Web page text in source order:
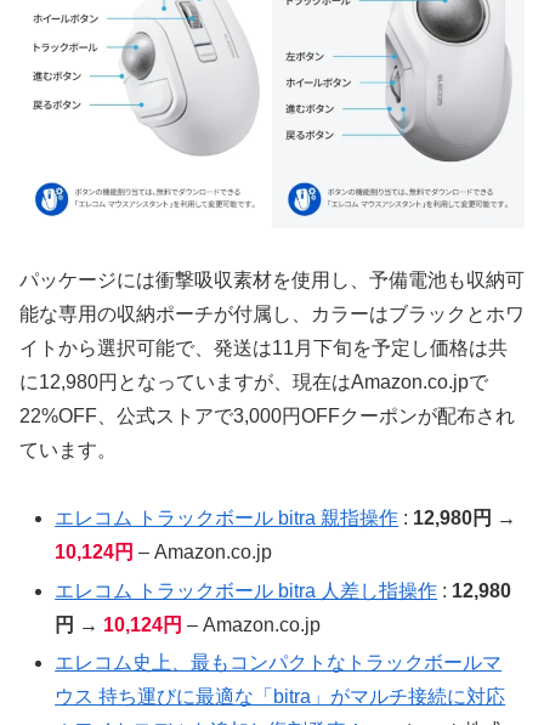
パッケージには衝撃吸収素材を使用し、予備電池も収納可
能な専用の収納ポーチが付属し、カラーはブラックとホワ
イトから選択可能で、発送は11月下旬を予定し価格は共
に12,980円となっていますが、現在はAmazon.co.jpで
22%OFF、公式ストアで3,000円OFFクーポンが配布され
ています。
エレコム トラックボール bitra 親指操作 : 12,980円 →
10,124円 – Amazon.co.jp
エレコム トラックボール bitra 人差し指操作 : 12,980
円 → 10,124円 – Amazon.co.jp
エレコム史上、最もコンパクトなトラックボールマ
ウス 持ち運びに最適な「bitra」がマルチ接続に対応